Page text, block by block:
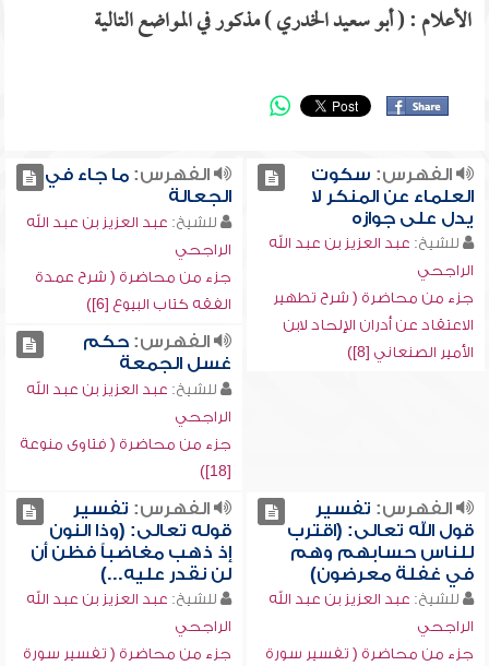
الأعلام : ( أبو سعيد الخدري ) مذكور في المواضع التالية
الفهرس: سكوت
العلماء عن المنكر لا
يدل على جوازه
للشيخ: عبد العزيز بن عبد الله
الراجحي
جزء من محاضرة ( شرح تطهير
الاعتقاد عن أدران الإلحاد لابن
الأمير الصنعاني [8])
الفهرس:ما جاء في
الجعالة
للشيخ: عبد العزيز بن عبد الله
الراجحي
جزء من محاضرة ( شرح عمدة
الفقه كتاب البيوع [6])
الفهرس:حكم
غسل الجمعة
للشيخ: عبد العزيز بن عبد الله
الراجحي
جزء من محاضرة ( فتاوى منوعة
[18])
الفهرس: تفسير
قول الله تعالى: (اقترب
للناس حسابهم وهم
في غفلة معرضون)
للشيخ: عبد العزيز بن عبد الله
الراجحي
جزء من محاضرة ( تفسير سورة
الفهرس: تفسير
قوله تعالى: (وذا النون
إذ ذهب مغاضباً فظن أن
لن نقدر عليه...)
للشيخ: عبد العزيز بن عبد الله
الراجحي
جزء من محاضرة ( تفسير سورة